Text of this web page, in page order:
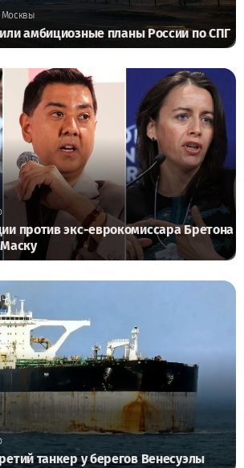
Москвы
амбициозные планы России по СПГ
против экс-еврокомиссара Бретона
танкер у берегов Венесуэлы